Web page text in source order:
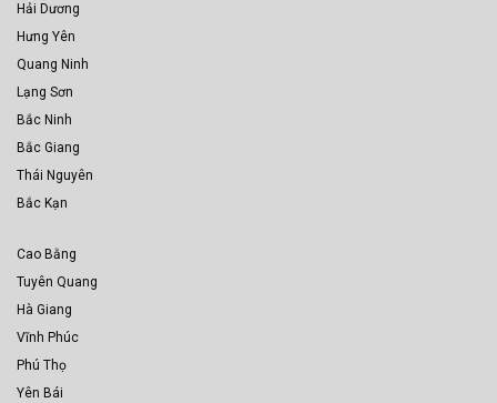
Hải Dương
Hưng Yên
Quang Ninh
Lạng Sơn
Bắc Ninh
Bắc Giang
Thái Nguyên
Bắc Kạn
Cao Bằng
Tuyên Quang
Hà Giang
Vĩnh Phúc
Phú Thọ
Yên Bái